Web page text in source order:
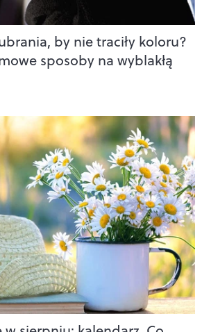
by nie traciły koloru?
sposoby na wyblakłą